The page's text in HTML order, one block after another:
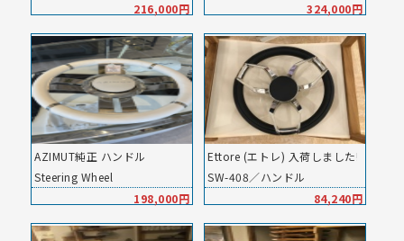
216,000円
324,000円
AZIMUT純正 ハンドル
Steering Wheel
198,000円
Ettore (エトレ) 入荷しました!
SW-408／ハンドル
84,240円